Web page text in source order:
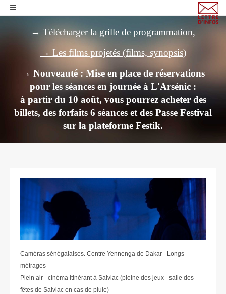
→ Télécharger la grille de programmation,
→ Les films projetés (films, synopsis)
→ Nouveauté : Mise en place de réservations
pour les séances en journée à L'Arsénic :
à partir du 10 août, vous pourrez acheter des
billets, des forfaits 6 séances et des Passe Festival
sur la plateforme Festik.
Caméras sénégalaises. Centre Yennenga de Dakar - Longs
métrages
Plein air - cinéma itinérant à Salviac (pleine des jeux - salle des
fêtes de Salviac en cas de pluie)